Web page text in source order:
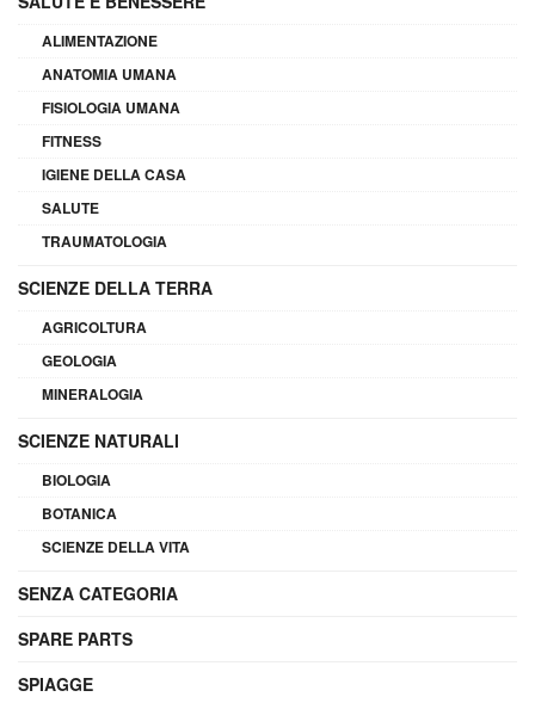
ALIMENTAZIONE
ANATOMIA UMANA
FISIOLOGIA UMANA
FITNESS
IGIENE DELLA CASA
SALUTE
TRAUMATOLOGIA
SCIENZE DELLA TERRA
AGRICOLTURA
GEOLOGIA
MINERALOGIA
SCIENZE NATURALI
BIOLOGIA
BOTANICA
SCIENZE DELLA VITA
SENZA CATEGORIA
SPARE PARTS
SPIAGGE